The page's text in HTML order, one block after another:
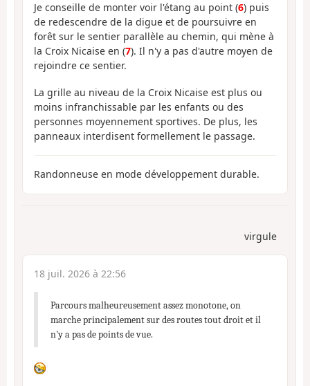
Je conseille de monter voir l'étang au point (6) puis
de redescendre de la digue et de poursuivre en
forêt sur le sentier parallèle au chemin, qui mène à
la Croix Nicaise en (7). Il n'y a pas d'autre moyen de
rejoindre ce sentier.
La grille au niveau de la Croix Nicaise est plus ou
moins infranchissable par les enfants ou des
personnes moyennement sportives. De plus, les
panneaux interdisent formellement le passage.
Randonneuse en mode développement durable.
virgule
18 juil. 2026 à 22:56
Parcours malheureusement assez monotone, on
marche principalement sur des routes tout droit et il
n'y a pas de points de vue.